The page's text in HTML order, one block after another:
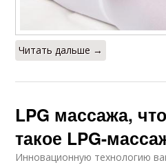
Читать дальше →
LPG массажа,
такое LPG-
Инновационную технологию